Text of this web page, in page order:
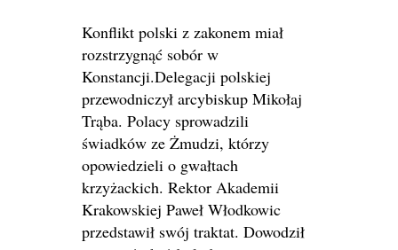
Konflikt polski z zakonem miał
rozstrzygnąć sobór w
Konstancji.Delegacji polskiej
przewodniczył arcybiskup Mikołaj
Trąba. Polacy sprowadzili
świadków ze Żmudzi, którzy
opowiedzieli o gwałtach
krzyżackich. Rektor Akademii
Krakowskiej Paweł Włodkowic
przedstawił swój traktat. Dowodził